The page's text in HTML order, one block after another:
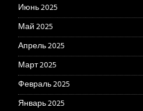
Июнь 2025
Май 2025
Апрель 2025
Март 2025
Февраль 2025
Январь 2025